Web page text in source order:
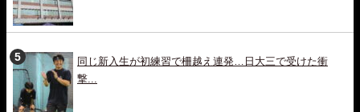
同じ新入生が初練習で柵越え連発…日大三で受けた衝
撃...